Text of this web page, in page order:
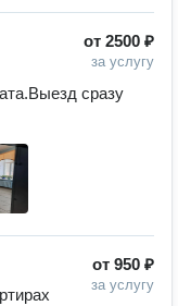
от 2500 ₽
за услугу
сразу
от 950 ₽
за услугу